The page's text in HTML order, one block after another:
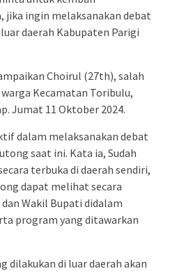
ingin melaksanakan debat
daerah Kabupaten Parigi
Choirul (27th), salah
Kecamatan Toribulu,
Jumat 11 Oktober 2024.
dalam melaksanakan debat
saat ini. Kata ia, Sudah
terbuka di daerah sendiri,
dapat melihat secara
Wakil Bupati didalam
program yang ditawarkan
dilakukan di luar daerah akan